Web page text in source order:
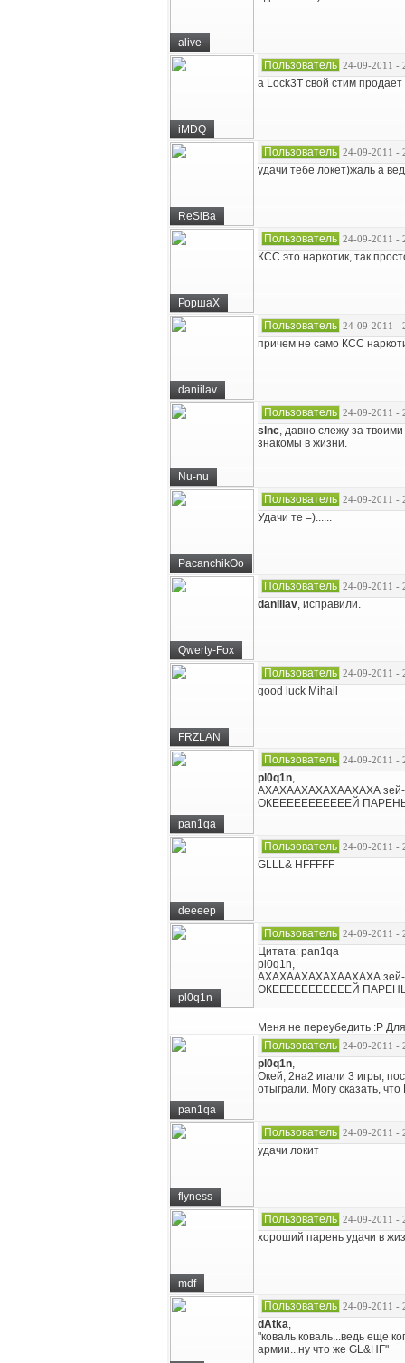
alive
iMDQ
Пользователь 24-09-2011 -
а Lock3T свой стим
ReSiBa
Пользователь 24-09-2011 -
удачи тебе локет)жаль а
РоршаХ
Пользователь 24-09-2011 -
КСС это наркотик, так
daniilav
Пользователь 24-09-2011 -
причем не само КСС
Nu-nu
Пользователь 24-09-2011 -
slnc, давно слежу за
знакомы в жизни.
PacanchikOo
Пользователь 24-09-2011 -
Удачи те =)......
Qwerty-Fox
Пользователь 24-09-2011 -
daniilav, исправили.
FRZLAN
Пользователь 24-09-2011 -
good luck Mihail
pan1qa
Пользователь 24-09-2011 -
pl0q1n,
АХАХААХАХАХААХАХА зей-
ОКЕЕЕЕЕЕЕЕЕЕЕЙ ПАРЕНЬ,
deeeep
Пользователь 24-09-2011 -
GLLL& HFFFFF
pl0q1n
Пользователь 24-09-2011 -
Цитата: pan1qa
pl0q1n,
АХАХААХАХАХААХАХА зей-
ОКЕЕЕЕЕЕЕЕЕЕЕЙ ПАРЕНЬ,
Меня не переубедить :P
pan1qa
Пользователь 24-09-2011 -
pl0q1n,
Окей, 2на2 игали 3 игры,
отыграли. Могу сказать,
flyness
Пользователь 24-09-2011 -
удачи локит
mdf
Пользователь 24-09-2011 -
хороший парень удачи в
Пользователь 24-09-2011 -
dAtka,
"коваль коваль...ведь еще
армии...ну что же GL&HF"